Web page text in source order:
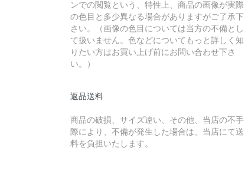
ンでの閲覧という、特性上、商品の画像が実際
の色目と多少異なる場合がありますがご了承下
さい。（画像の色目については当方の不備とし
て扱いません。色などについてもっと詳しく知
りたい方はお買い上げ前にお問い合わせ下さ
い。）
返品送料
商品の破損、サイズ違い、その他、当店の不手
際により、不備が発生した場合は、当店にて送
料を負担いたします。